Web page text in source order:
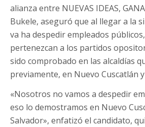
alianza entre NUEVAS IDEAS,
Bukele, aseguró que al llegar a la
va ha despedir empleados
pertenezcan a los partidos
sido comprobado en las alcaldías
previamente, en Nuevo Cuscatlán
«Nosotros no vamos a despedir
eso lo demostramos en Nuevo
Salvador», enfatizó el candidato,